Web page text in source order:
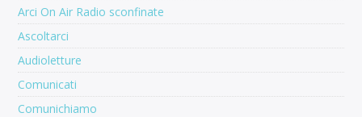
Arci On Air Radio sconfinate
Ascoltarci
Audioletture
Comunicati
Comunichiamo